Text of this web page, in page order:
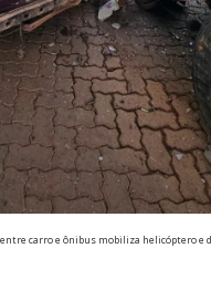
carro e ônibus mobiliza helicóptero e